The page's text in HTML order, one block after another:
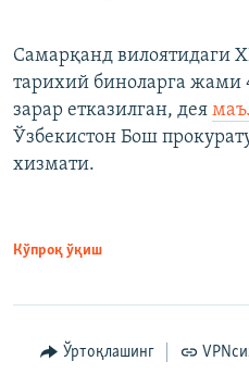
Самарқанд вилоятидаги
тарихий биноларга жами
зарар етказилган, дея
Ўзбекистон Бош
хизмати.
Кўпроқ ўқиш
Ўртоқлашинг